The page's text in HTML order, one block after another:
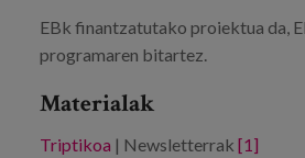
EBk finantzatutako proiektua da,
programaren bitartez.
Materialak
Triptikoa | Newsletterrak [1]